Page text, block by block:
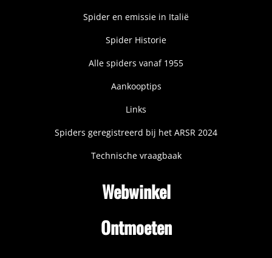
Spider en emissie in Italië
Spider Historie
Alle spiders vanaf 1955
Aankooptips
Links
Spiders geregistreerd bij het ARSR 2024
Technische vraagbaak
Webwinkel
Ontmoeten